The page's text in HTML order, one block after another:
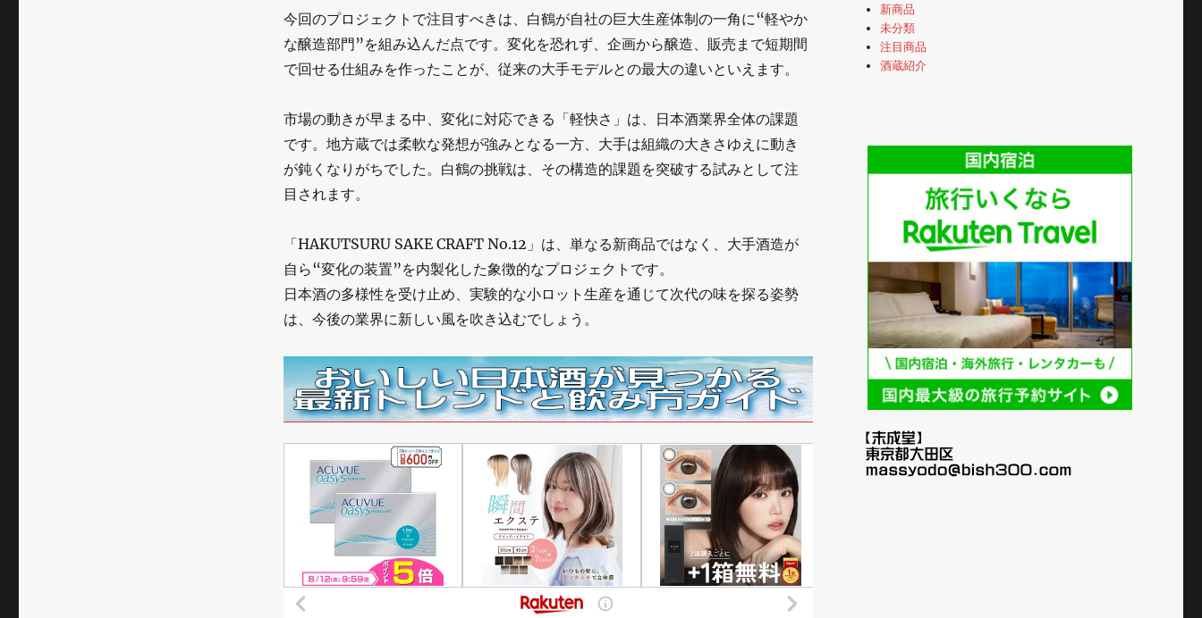
今回のプロジェクトで注目すべきは、白鶴が自社の巨大生産体制の一角に“軽やか
な醸造部門”を組み込んだ点です。変化を恐れず、企画から醸造、販売まで短期間
で回せる仕組みを作ったことが、従来の大手モデルとの最大の違いといえます。
市場の動きが早まる中、変化に対応できる「軽快さ」は、日本酒業界全体の課題
です。地方蔵では柔軟な発想が強みとなる一方、大手は組織の大きさゆえに動き
が鈍くなりがちでした。白鶴の挑戦は、その構造的課題を突破する試みとして注
目されます。
「HAKUTSURU SAKE CRAFT No.12」は、単なる新商品ではなく、大手酒造が
自ら“変化の装置”を内製化した象徴的なプロジェクトです。
日本酒の多様性を受け止め、実験的な小ロット生産を通じて次代の味を探る姿勢
は、今後の業界に新しい風を吹き込むでしょう。
新商品
未分類
注目商品
酒蔵紹介